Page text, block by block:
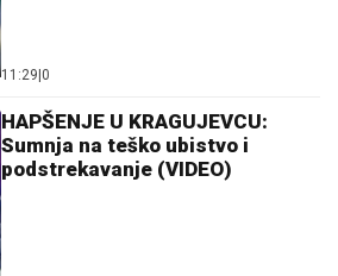
11:29|0
HAPŠENJE U KRAGUJEVCU:
Sumnja na teško ubistvo i
podstrekavanje (VIDEO)